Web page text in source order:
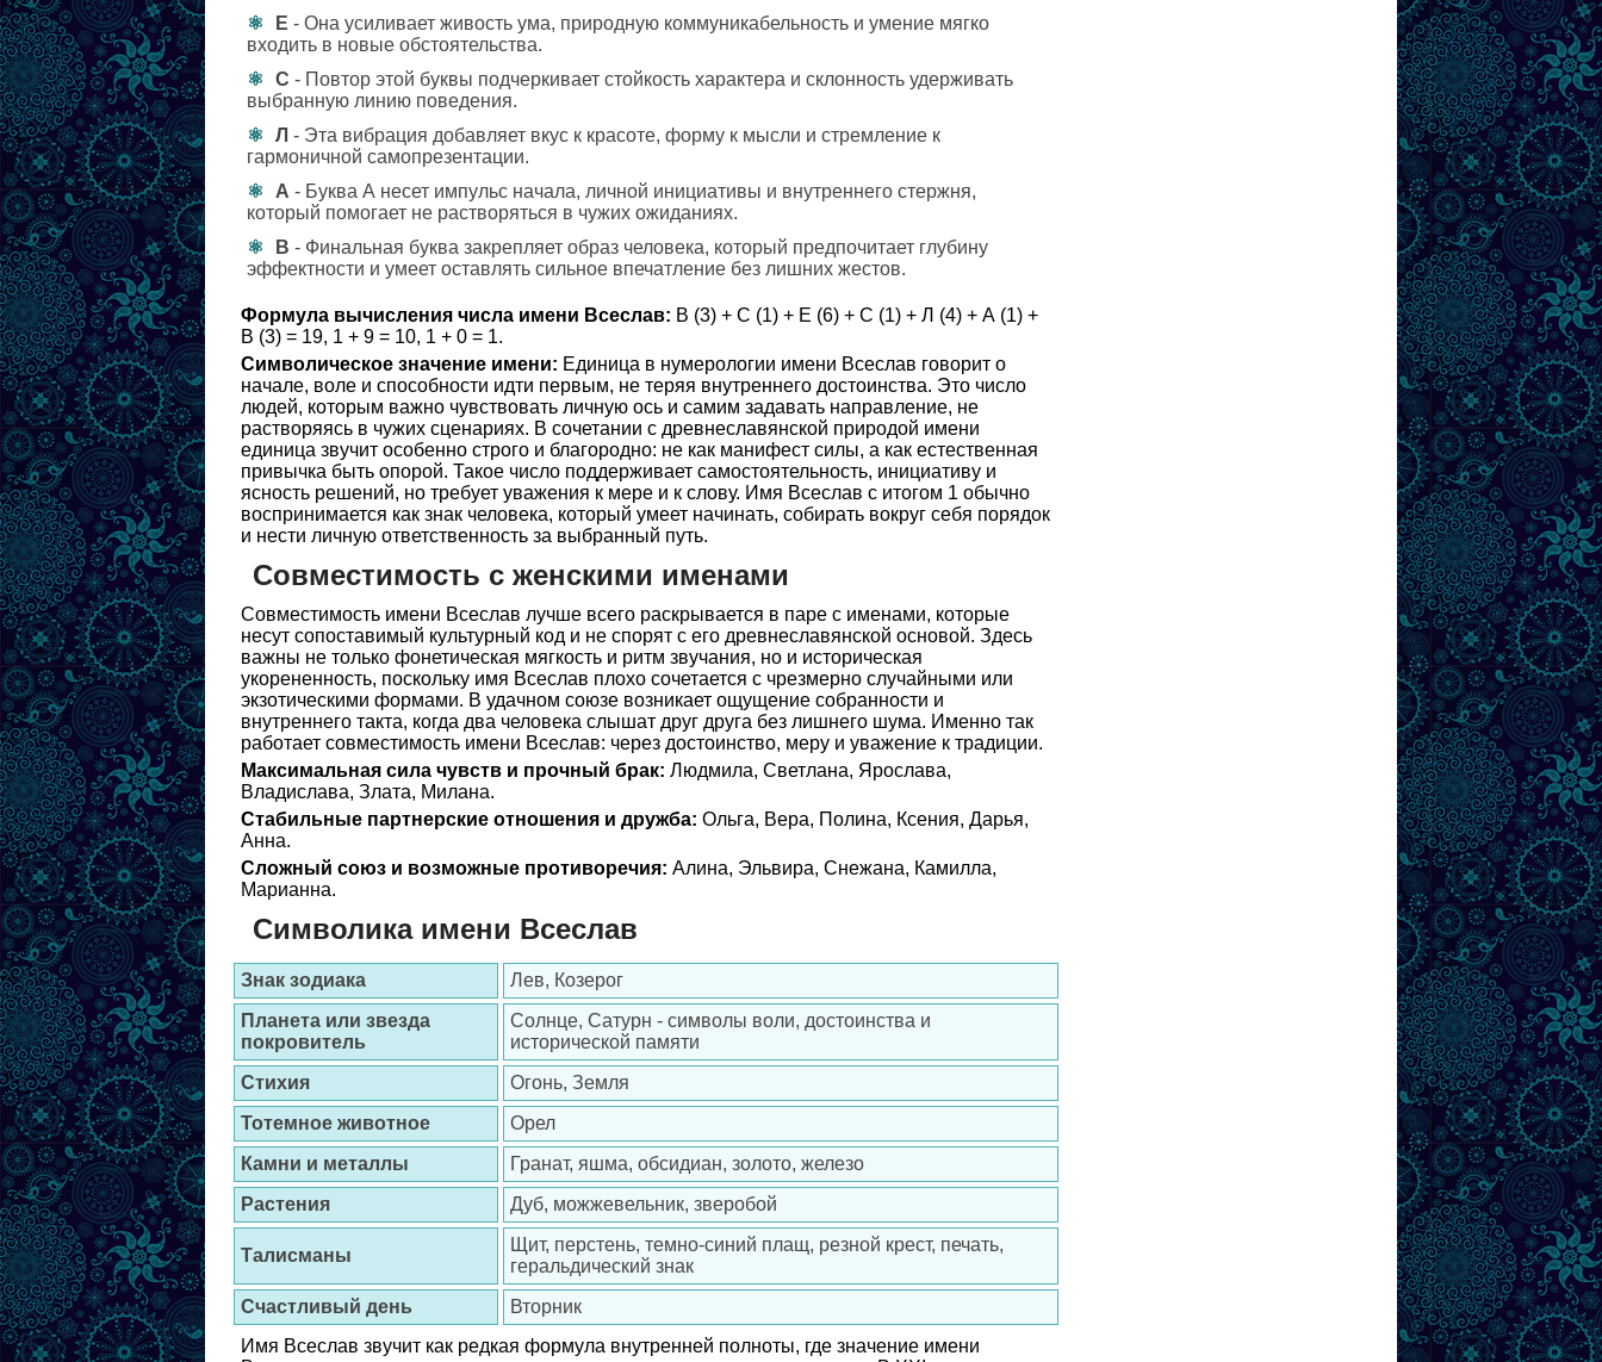
Е - Она усиливает живость ума, природную коммуникабельность и умение мягко
входить в новые обстоятельства.
С - Повтор этой буквы подчеркивает стойкость характера и склонность удерживать
выбранную линию поведения.
Л - Эта вибрация добавляет вкус к красоте, форму к мысли и стремление к
гармоничной самопрезентации.
А - Буква А несет импульс начала, личной инициативы и внутреннего стержня,
который помогает не растворяться в чужих ожиданиях.
В - Финальная буква закрепляет образ человека, который предпочитает глубину
эффектности и умеет оставлять сильное впечатление без лишних жестов.
Формула вычисления числа имени Всеслав: В (3) + С (1) + Е (6) + С (1) + Л (4) + А (1) +
В (3) = 19, 1 + 9 = 10, 1 + 0 = 1.
Символическое значение имени: Единица в нумерологии имени Всеслав говорит о
начале, воле и способности идти первым, не теряя внутреннего достоинства. Это число
людей, которым важно чувствовать личную ось и самим задавать направление, не
растворяясь в чужих сценариях. В сочетании с древнеславянской природой имени
единица звучит особенно строго и благородно: не как манифест силы, а как естественная
привычка быть опорой. Такое число поддерживает самостоятельность, инициативу и
ясность решений, но требует уважения к мере и к слову. Имя Всеслав с итогом 1 обычно
воспринимается как знак человека, который умеет начинать, собирать вокруг себя порядок
и нести личную ответственность за выбранный путь.
Совместимость с женскими именами
Совместимость имени Всеслав лучше всего раскрывается в паре с именами, которые
несут сопоставимый культурный код и не спорят с его древнеславянской основой. Здесь
важны не только фонетическая мягкость и ритм звучания, но и историческая
укорененность, поскольку имя Всеслав плохо сочетается с чрезмерно случайными или
экзотическими формами. В удачном союзе возникает ощущение собранности и
внутреннего такта, когда два человека слышат друг друга без лишнего шума. Именно так
работает совместимость имени Всеслав: через достоинство, меру и уважение к традиции.
Максимальная сила чувств и прочный брак: Людмила, Светлана, Ярослава,
Владислава, Злата, Милана.
Стабильные партнерские отношения и дружба: Ольга, Вера, Полина, Ксения, Дарья,
Анна.
Сложный союз и возможные противоречия: Алина, Эльвира, Снежана, Камилла,
Марианна.
Символика имени Всеслав
Знак зодиака
Лев, Козерог
Планета или звезда
покровитель
Солнце, Сатурн - символы воли, достоинства и
исторической памяти
Стихия
Огонь, Земля
Тотемное животное
Орел
Камни и металлы
Гранат, яшма, обсидиан, золото, железо
Растения
Дуб, можжевельник, зверобой
Талисманы
Щит, перстень, темно-синий плащ, резной крест, печать,
геральдический знак
Счастливый день
Вторник
Имя Всеслав звучит как редкая формула внутренней полноты, где значение имени